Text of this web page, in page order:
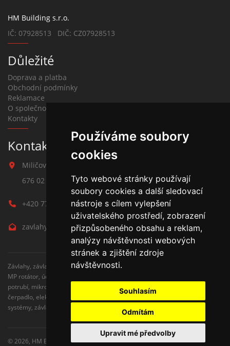
Používáme soubory
cookies
Tyto webové stránky používají
soubory cookies a další sledovací
nástroje s cílem vylepšení
uživatelského prostředí, zobrazení
přizpůsobeného obsahu a reklam,
analýzy návštěvnosti webových
stránek a zjištění zdroje
návštěvnosti.
Souhlasím
Odmítám
Upravit mé předvolby
HM Building s.r.o.
IČ: 07928513 DIČ: CZ07928513
Důležité
Doprava a platba
Obchodní podmínky
Reklamace
O společnosti
Kontakty
Kontakt na závlahy
Miličova 541
676 02 Moravské Budějovice
+420 777 780 938
zavlahy@hmbuilding.cz
Závlahy, závlahové systémy, AZS, postřikovače, trysky, kapenkova závlaha,
MP rotátor, úderove postřikovače, automatické zavlažovaní, kapkovací
potrubí, mikrozávlaha, zahradní hadice, zahradní sloupky, Hunter,
čerpadlo, elektromagnetické ventily, zavlažovaní trávníku, zavlažovací
systémy, závlaha svépomocí, rozvodné potrubí, čidlo srážek
© 2026, HM Building s.r.o.